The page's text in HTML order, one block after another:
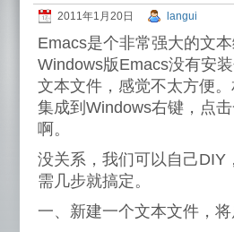
2011年1月20日 langui
Emacs是个非常强大的文
Windows版Emacs没有安
文本文件，感觉不太方便
集成到Windows右键，点
啊。
没关系，我们可以自己DIY
需几步就搞定。
一、新建一个文本文件，将